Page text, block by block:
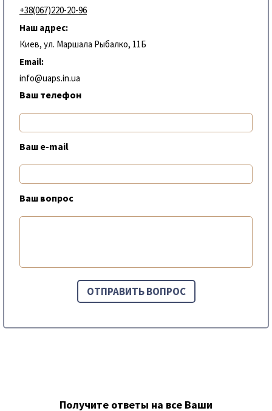
+38(067)220-20-96
Наш адрес:
Киев, ул. Маршала Рыбалко, 11Б
Email:
info@uaps.in.ua
Ваш телефон
Ваш e-mail
Ваш вопрос
Получите ответы на все Ваши